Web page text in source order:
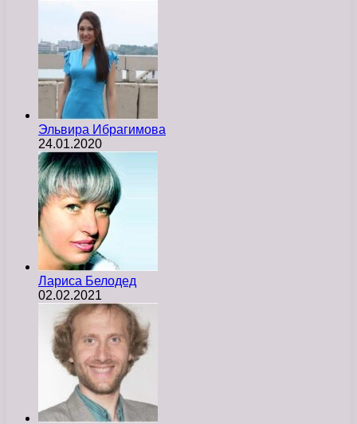
Эльвира Ибрагимова
24.01.2020
Лариса Белодед
02.02.2021